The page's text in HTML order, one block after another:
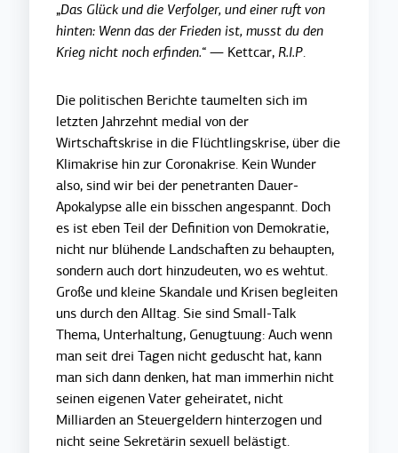
„Das Glück und die Verfolger, und einer ruft von
hinten: Wenn das der Frieden ist, musst du den
Krieg nicht noch erfinden.“ — Kettcar,R.I.P.
Die politischen Berichte taumelten sich im
letzten Jahrzehnt medial von der
Wirtschaftskrise in die Flüchtlingskrise, über die
Klimakrise hin zur Coronakrise. Kein Wunder
also, sind wir bei der penetranten Dauer-
Apokalypse alle ein bisschen angespannt. Doch
es ist eben Teil der Definition von Demokratie,
nicht nur blühende Landschaften zu behaupten,
sondern auch dort hinzudeuten, wo es wehtut.
Große und kleine Skandale und Krisen begleiten
uns durch den Alltag. Sie sind Small-Talk
Thema, Unterhaltung, Genugtuung: Auch wenn
man seit drei Tagen nicht geduscht hat, kann
man sich dann denken, hat man immerhin nicht
seinen eigenen Vater geheiratet, nicht
Milliarden an Steuergeldern hinterzogen und
nicht seine Sekretärin sexuell belästigt.